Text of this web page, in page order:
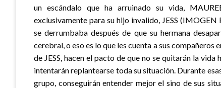
un escándalo que ha arruinado su vida,
exclusivamente para su hijo invalido, JESS
se derrumbaba después de que su hermana
cerebral, o eso es lo que les cuenta a sus
de JESS, hacen el pacto de que no se quitarán la
intentarán replantearse toda su situación. Durante
grupo, conseguirán entender mejor el sino de sus